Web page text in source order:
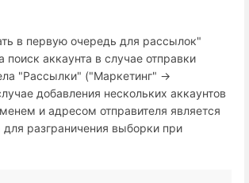
в первую очередь для рассылок"
поиск аккаунта в случае отправки
"Рассылки" ("Маркетинг" →
добавления нескольких аккаунтов
и адресом отправителя является
разграничения выборки при